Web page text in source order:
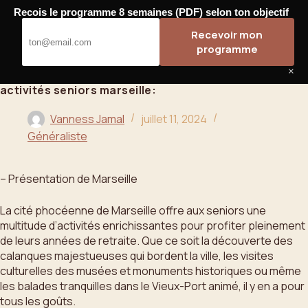
Passer
contenu
Bahoo
activités seniors marseille:
Vanness Jamal
juillet 11, 2024
Généraliste
– Présentation de Marseille
La cité phocéenne de Marseille offre aux seniors une
multitude d’activités enrichissantes pour profiter pleinement
de leurs années de retraite. Que ce soit la découverte des
calanques majestueuses qui bordent la ville, les visites
culturelles des musées et monuments historiques ou même
les balades tranquilles dans le Vieux-Port animé, il y en a pour
tous les goûts.
Recois le programme 8 semaines (PDF) selon ton objectif
Recevoir mon
programme
×